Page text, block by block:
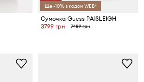
Ще -10% з кодом WEB*
Сумочка Guess PAISLEIGH
3799 грн
7489 грн